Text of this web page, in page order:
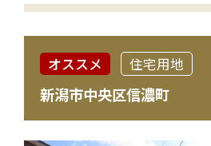
オススメ 住宅用地
新潟市中央区信濃町